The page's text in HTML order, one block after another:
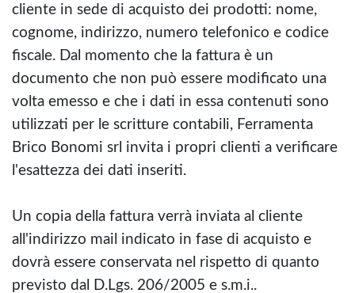
cliente in sede di acquisto dei prodotti: nome,
cognome, indirizzo, numero telefonico e codice
fiscale. Dal momento che la fattura è un
documento che non può essere modificato una
volta emesso e che i dati in essa contenuti sono
utilizzati per le scritture contabili, Ferramenta
Brico Bonomi srl invita i propri clienti a verificare
l'esattezza dei dati inseriti.
Un copia della fattura verrà inviata al cliente
all'indirizzo mail indicato in fase di acquisto e
dovrà essere conservata nel rispetto di quanto
previsto dal D.Lgs. 206/2005 e s.m.i..